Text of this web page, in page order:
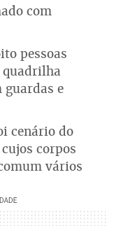
com
pessoas
quadrilha
e
cenário do
corpos
vários